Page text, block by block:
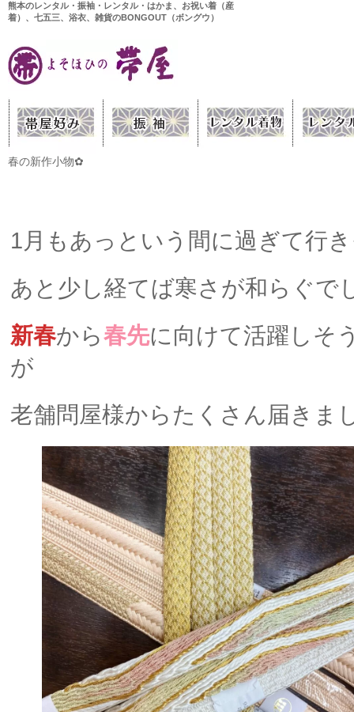
熊本のレンタル・振袖・レンタル・はかま、お祝い着（産
着）、七五三、浴衣、雑貨のBONGOUT（ボングウ）
春の新作小物✿
1月もあっという間に過ぎて行
あと少し経てば寒さが和らぐ
新春から春先に向けて活躍しそ
が
老舗問屋様からたくさん届きま